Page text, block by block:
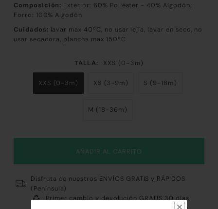
Composición: Exterior: 60% Poliéster - 40% Algodón;
Forro: 100% Algodón
Cuidados: lavar max 40ºC, no usar lejía, lavar en seco, no
usar secadora, plancha max 150ºC
TALLA: XXS (0-3m)
XXS (0-3m) XS (3-9m) S (9-18m)
M (18-36m)
Disfruta de nuestros ENVÍOS GRATIS y RÁPIDOS
(Península)
Primer cambio y devolución GRATIS 30 días